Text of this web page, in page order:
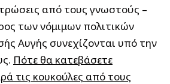
από τους γνωστούς –
των νόμιμων πολιτικών
Αυγής συνεχίζονται υπό την
Πότε θα κατεβάσετε
τις κουκούλες από τους